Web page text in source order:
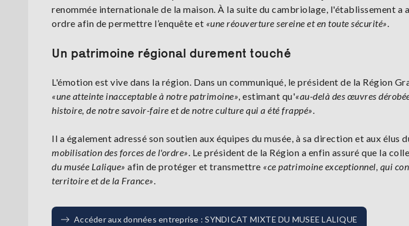
renommée internationale de la maison. À la suite du cambriolage, l'établissement a
ordre afin de permettre l’enquête et «une réouverture sereine et en toute sécurité».
Un patrimoine régional durement touché
L'émotion est vive dans la région. Dans un communiqué, le président de la Région
«une atteinte inacceptable à notre patrimoine», estimant qu'«au-delà des œuvres
histoire, de notre savoir-faire et de notre culture qui a été frappé».
Il a également adressé son soutien aux équipes du musée, à sa direction et aux
mobilisation des forces de l'ordre». Le président de la Région a enfin assuré que la
du musée Lalique» afin de protéger et transmettre «ce patrimoine exceptionnel, qui
territoire et de la France».
Accéder aux données entreprise : SYNDICAT MIXTE DU MUSEE LALIQUE